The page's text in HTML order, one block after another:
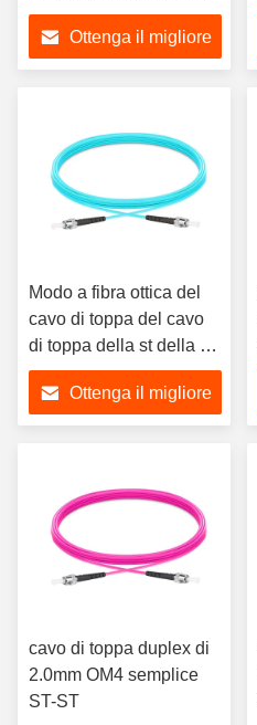
a cabli a fibra ottica
Ottenga il migliore
Modo a fibra ottica del
cavo di toppa del cavo
di toppa della st della st
OM3 multi
Ottenga il migliore
cavo di toppa duplex di
2.0mm OM4 semplice
ST-ST